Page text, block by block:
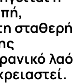
σταθερή
λαό